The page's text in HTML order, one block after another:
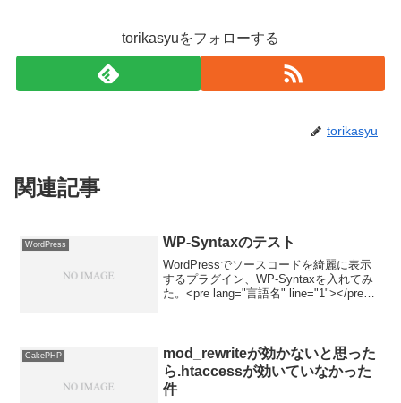
torikasyuをフォローする
torikasyu
関連記事
WordPress WP-Syntaxのテスト
WordPressでソースコードを綺麗に表示
するプラグイン、WP-Syntaxを入れてみ
た。<pre lang="言語名" line="1"></pre>
CakePHP
mod_rewriteが効かないと思った
ら.htaccessが効いていなかった
件